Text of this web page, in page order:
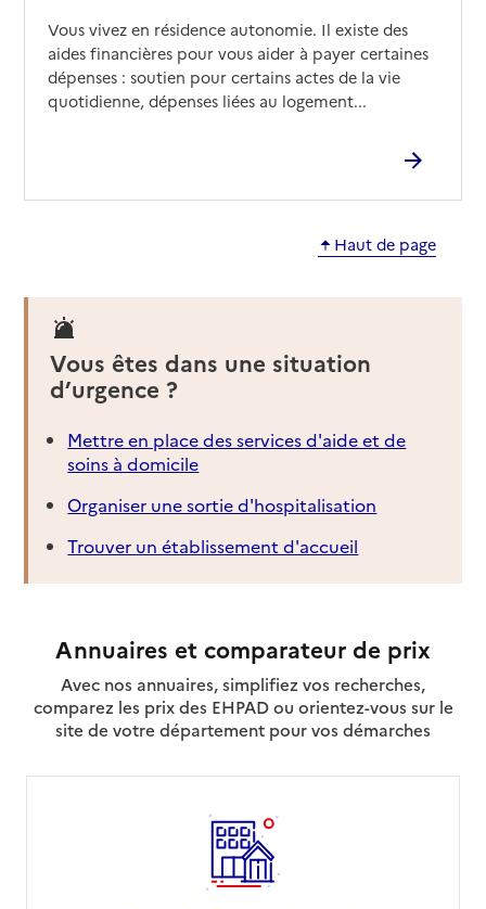
Site internet
Rapport HAS
Voir les prix et prestations
Source des données : Finess n° 250020591
Vous vivez en résidence autonomie. Il existe des
aides financières pour vous aider à payer certaines
dépenses : soutien pour certains actes de la vie
quotidienne, dépenses liées au logement...
Haut de page
Vous êtes dans une situation
d’urgence ?
Mettre en place des services d'aide et de
soins à domicile
Organiser une sortie d'hospitalisation
Trouver un établissement d'accueil
Annuaires et comparateur de prix
Avec nos annuaires, simplifiez vos recherches,
comparez les prix des EHPAD ou orientez-vous sur le
site de votre département pour vos démarches